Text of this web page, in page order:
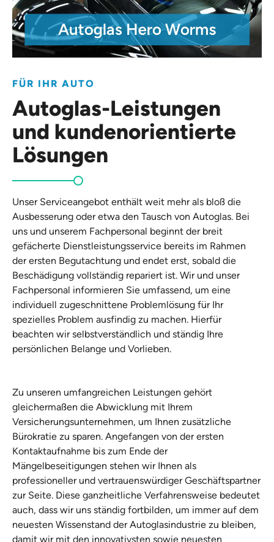
FÜR IHR AUTO
Autoglas-Leistungen
und kundenorientierte
Lösungen
Unser Serviceangebot enthält weit mehr als bloß die
Ausbesserung oder etwa den Tausch von Autoglas. Bei
uns und unserem Fachpersonal beginnt der breit
gefächerte Dienstleistungsservice bereits im Rahmen
der ersten Begutachtung und endet erst, sobald die
Beschädigung vollständig repariert ist. Wir und unser
Fachpersonal informieren Sie umfassend, um eine
individuell zugeschnittene Problemlösung für Ihr
spezielles Problem ausfindig zu machen. Hierfür
beachten wir selbstverständlich und ständig Ihre
persönlichen Belange und Vorlieben.
Zu unseren umfangreichen Leistungen gehört
gleichermaßen die Abwicklung mit Ihrem
Versicherungsunternehmen, um Ihnen zusätzliche
Bürokratie zu sparen. Angefangen von der ersten
Kontaktaufnahme bis zum Ende der
Mängelbeseitigungen stehen wir Ihnen als
professioneller und vertrauenswürdiger Geschäftspartner
zur Seite. Diese ganzheitliche Verfahrensweise bedeutet
auch, dass wir uns ständig fortbilden, um immer auf dem
neuesten Wissenstand der Autoglasindustrie zu bleiben,
damit wir mit den innovativsten sowie neuesten